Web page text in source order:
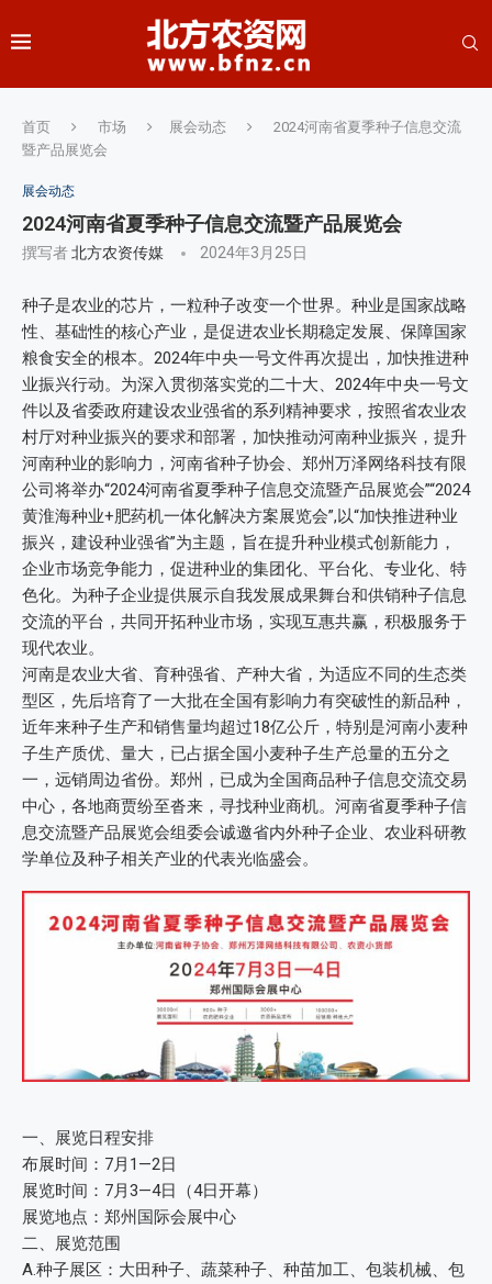
首页 市场 展会动态
2024河南省夏季种子信息交流
暨产品展览会
展会动态
2024河南省夏季种子信息交流暨产品展览会
撰写者北方农资传媒 2024年3月25日
种子是农业的芯片，一粒种子改变一个世界。种业是国家战略
性、基础性的核心产业，是促进农业长期稳定发展、保障国家
粮食安全的根本。2024年中央一号文件再次提出，加快推进种
业振兴行动。为深入贯彻落实党的二十大、2024年中央一号文
件以及省委政府建设农业强省的系列精神要求，按照省农业农
村厅对种业振兴的要求和部署，加快推动河南种业振兴，提升
河南种业的影响力，河南省种子协会、郑州万泽网络科技有限
公司将举办“2024河南省夏季种子信息交流暨产品展览会”“2024
黄淮海种业+肥药机一体化解决方案展览会”,以“加快推进种业
振兴，建设种业强省”为主题，旨在提升种业模式创新能力，
企业市场竞争能力，促进种业的集团化、平台化、专业化、特
色化。为种子企业提供展示自我发展成果舞台和供销种子信息
交流的平台，共同开拓种业市场，实现互惠共赢，积极服务于
现代农业。
河南是农业大省、育种强省、产种大省，为适应不同的生态类
型区，先后培育了一大批在全国有影响力有突破性的新品种，
近年来种子生产和销售量均超过18亿公斤，特别是河南小麦种
子生产质优、量大，已占据全国小麦种子生产总量的五分之
一，远销周边省份。郑州，已成为全国商品种子信息交流交易
中心，各地商贾纷至沓来，寻找种业商机。河南省夏季种子信
息交流暨产品展览会组委会诚邀省内外种子企业、农业科研教
学单位及种子相关产业的代表光临盛会。
一、展览日程安排
布展时间：7月1—2日
展览时间：7月3—4日（4日开幕）
展览地点：郑州国际会展中心
二、展览范围
A.种子展区：大田种子、蔬菜种子、种苗加工、包装机械、包